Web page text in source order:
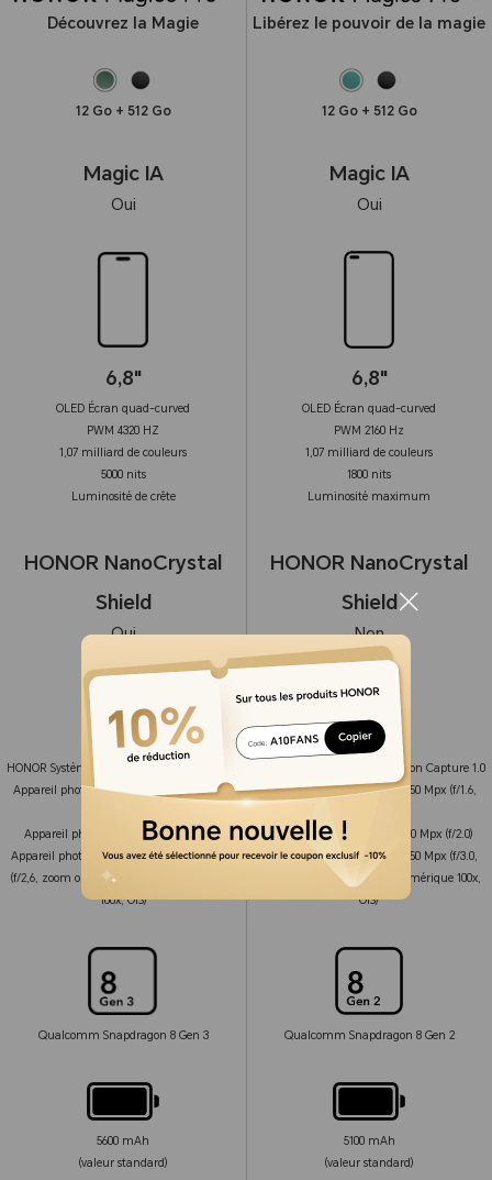
80W
Découvrez la Magie
12 Go + 512 Go
Libérez le pouvoir de la magie
12 Go + 512 Go
Magic IA
Oui
Magic IA
Oui
6,8"
OLED Écran quad-curved
PWM 4320 HZ
1,07 milliard de couleurs
5000 nits
Luminosité de crête
6,8"
OLED Écran quad-curved
PWM 2160 Hz
1,07 milliard de couleurs
1800 nits
Luminosité maximum
HONOR NanoCrystal
Shield
Oui
HONOR NanoCrystal
Shield
Non
HONOR Système caméra Falcon Capture 2.0
Appareil photo principal 50 MP (f/1,4-f/2,0,
Appareil photo ultra large 50MP (f/2.0)
Appareil photo téléobjectif périscope 180 MP
(f/2,6, zoom optique 2,5x, zoom numérique
100x, OIS)
HONOR Système caméra Falcon Capture 1.0
Appareil photo grand angle 50 Mpx (f/1.6,
Appareil photo ultra large 50 Mpx (f/2.0)
Appareil photo périscopique 50 Mpx (f/3.0,
zoom optique 3,5x, zoom numérique 100x,
OIS)
Qualcomm Snapdragon 8 Gen 3 Qualcomm Snapdragon 8 Gen 2
5600 mAh
(valeur standard)
5100 mAh
(valeur standard)